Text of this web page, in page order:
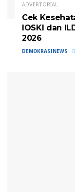
ADVERTORIAL
Cek
IOSKI dan
2026
DEMOKRASINEWS